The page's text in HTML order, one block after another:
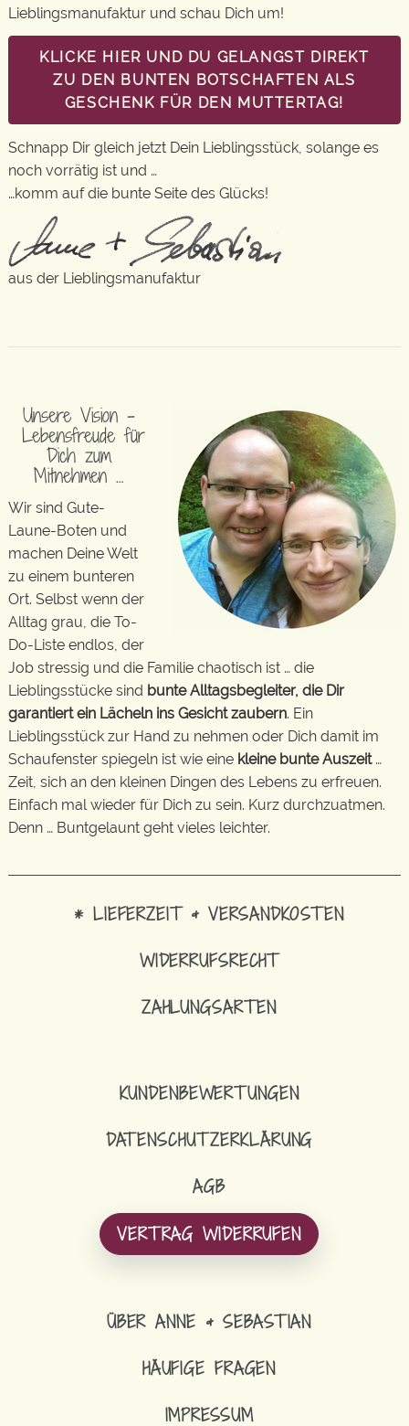
Lieblingsmanufaktur und schau Dich um!
KLICKE HIER UND DU GELANGST DIREKT
ZU DEN BUNTEN BOTSCHAFTEN ALS
GESCHENK FÜR DEN MUTTERTAG!
Schnapp Dir gleich jetzt Dein Lieblingsstück, solange es
noch vorrätig ist und …
…komm auf die bunte Seite des Glücks!
aus der Lieblingsmanufaktur
Unsere Vision –
Lebensfreude für
Dich zum
Mitnehmen …
Wir sind Gute-
Laune-Boten und
machen Deine Welt
zu einem bunteren
Ort. Selbst wenn der
Alltag grau, die To-
Do-Liste endlos, der
Job stressig und die Familie chaotisch ist … die
Lieblingsstücke sind bunte Alltagsbegleiter, die Dir
garantiert ein Lächeln ins Gesicht zaubern. Ein
Lieblingsstück zur Hand zu nehmen oder Dich damit im
Schaufenster spiegeln ist wie eine kleine bunte Auszeit…
Zeit, sich an den kleinen Dingen des Lebens zu erfreuen.
Einfach mal wieder für Dich zu sein. Kurz durchzuatmen.
Denn … Buntgelaunt geht vieles leichter.
* LIEFERZEIT & VERSANDKOSTEN
WIDERRUFSRECHT
ZAHLUNGSARTEN
KUNDENBEWERTUNGEN
DATENSCHUTZERKLÄRUNG
AGB
VERTRAG WIDERRUFEN
ÜBER ANNE & SEBASTIAN
HÄUFIGE FRAGEN
IMPRESSUM